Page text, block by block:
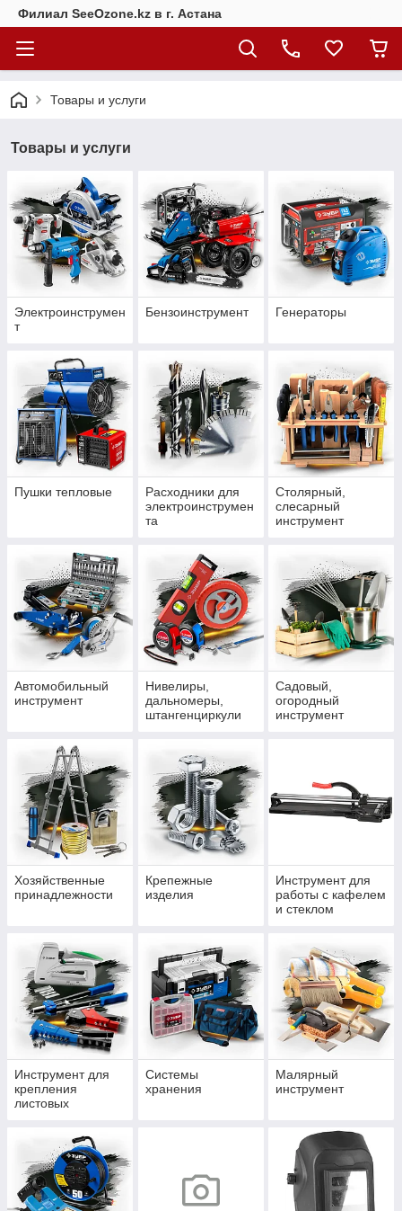
Филиал SeeOzone.kz в г. Астана
Товары и услуги
Товары и услуги
Электроинструмен
т
Бензоинструмент Генераторы
Пушки тепловые
Расходники для
электроинструмен
та
Столярный,
слесарный
инструмент
Автомобильный
инструмент
Нивелиры,
дальномеры,
штангенциркули
Садовый,
огородный
инструмент
Хозяйственные
принадлежности
Крепежные
изделия
Инструмент для
работы с кафелем
и стеклом
Инструмент для
крепления
листовых
Системы
хранения
Малярный
инструмент